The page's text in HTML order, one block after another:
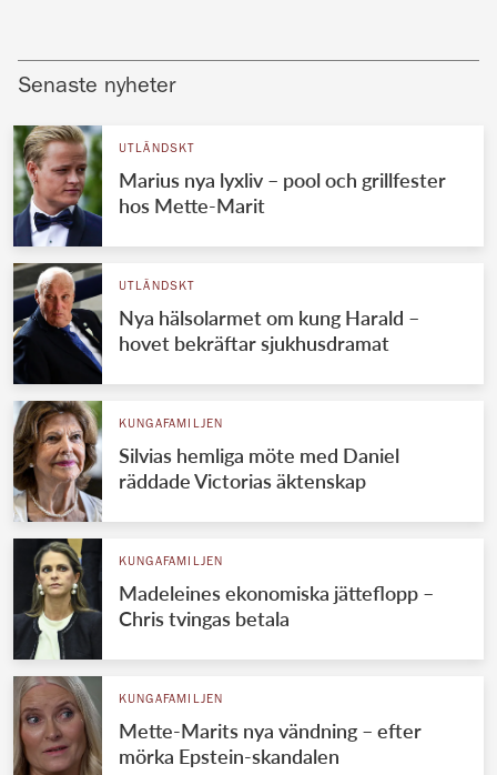
Senaste nyheter
UTLÄNDSKT
Marius nya lyxliv – pool och grillfester
hos Mette-Marit
UTLÄNDSKT
Nya hälsolarmet om kung Harald –
hovet bekräftar sjukhusdramat
KUNGAFAMILJEN
Silvias hemliga möte med Daniel
räddade Victorias äktenskap
KUNGAFAMILJEN
Madeleines ekonomiska jätteflopp –
Chris tvingas betala
KUNGAFAMILJEN
Mette-Marits nya vändning – efter
mörka Epstein-skandalen